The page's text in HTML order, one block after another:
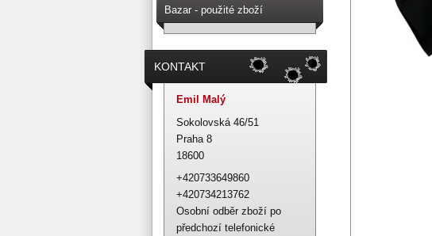
Bazar - použité zboží
KONTAKT
Emil Malý
Sokolovská 46/51
Praha 8
18600
+420733649860
+420734213762
Osobní odběr zboží po
předchozí telefonické